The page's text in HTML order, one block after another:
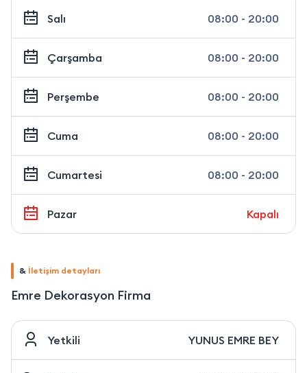
Salı 08:00 - 20:00
Çarşamba 08:00 - 20:00
Perşembe 08:00 - 20:00
Cuma 08:00 - 20:00
Cumartesi 08:00 - 20:00
Pazar Kapalı
& İletişim detayları
Emre Dekorasyon Firma
Yetkili YUNUS EMRE BEY